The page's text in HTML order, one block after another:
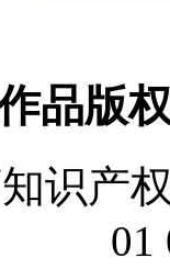
品版
识产
01